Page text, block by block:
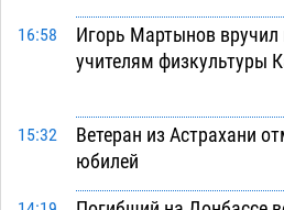
16:58
Игорь Мартынов
учителям физкультуры
15:32
Ветеран из Астрахани
юбилей